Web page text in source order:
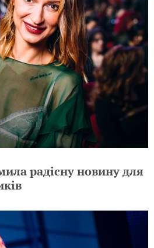
радісну новину для